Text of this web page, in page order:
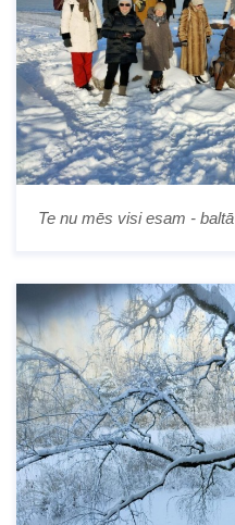
Te nu mēs visi esam -